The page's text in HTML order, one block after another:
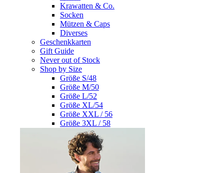
Krawatten & Co.
Socken
Mützen & Caps
Diverses
Geschenkkarten
Gift Guide
Never out of Stock
Shop by Size
Größe S/48
Größe M/50
Größe L/52
Größe XL/54
Größe XXL / 56
Größe 3XL / 58